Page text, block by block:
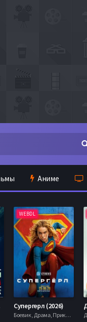
Аниме
WEBDL
Супергерл (2026)
Боевик , Драма, Приключения, Фантастика,